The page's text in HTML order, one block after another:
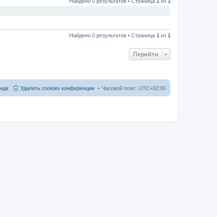
Найдено 0 результатов • Страница 1 из 1
Перейти
Часовой пояс: UTC+02:00
Удалить cookies конференции